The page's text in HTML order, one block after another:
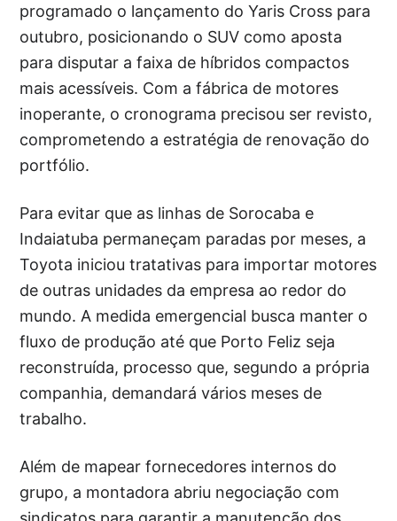
programado o lançamento do Yaris Cross para
outubro, posicionando o SUV como aposta
para disputar a faixa de híbridos compactos
mais acessíveis. Com a fábrica de motores
inoperante, o cronograma precisou ser revisto,
comprometendo a estratégia de renovação do
portfólio.
Para evitar que as linhas de Sorocaba e
Indaiatuba permaneçam paradas por meses, a
Toyota iniciou tratativas para importar motores
de outras unidades da empresa ao redor do
mundo. A medida emergencial busca manter o
fluxo de produção até que Porto Feliz seja
reconstruída, processo que, segundo a própria
companhia, demandará vários meses de
trabalho.
Além de mapear fornecedores internos do
grupo, a montadora abriu negociação com